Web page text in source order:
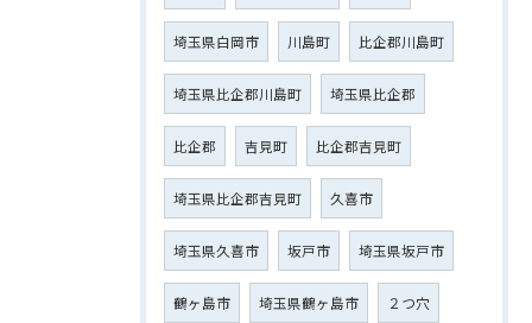
埼玉県白岡市 川島町 比企郡川島町
埼玉県比企郡川島町 埼玉県比企郡
比企郡 吉見町 比企郡吉見町
埼玉県比企郡吉見町 久喜市
埼玉県久喜市 坂戸市 埼玉県坂戸市
鶴ヶ島市 埼玉県鶴ヶ島市 ２つ穴